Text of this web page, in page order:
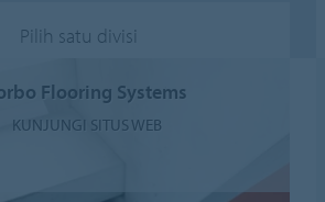
Pilih satu divisi
Flooring Systems
KUNJUNGI SITUS WEB